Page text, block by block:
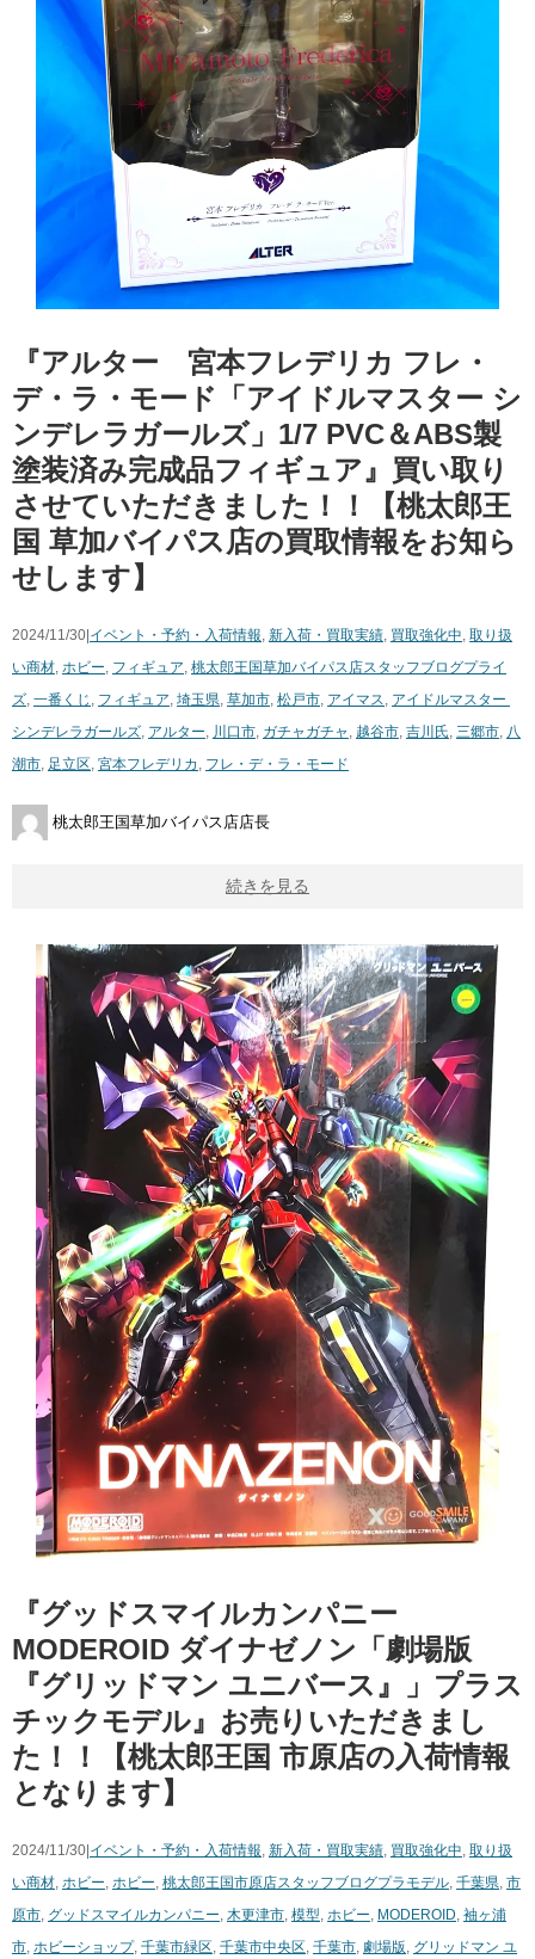
『アルター 宮本フレデリカ ​フレ・
デ・ラ・モード「アイドルマスター ​シ
ンデレラガールズ」1/7 ​PVC＆ABS製
塗装済み完成品フィギュア』買い取り
させていただきました！！【桃太郎王
国 草加バイパス店の買取情報をお知ら
せします】
2024/11/30| イベント・予約・入荷情報, 新入荷・買取実績, 買取強化中, 取り扱
い商材, ホビー, フィギュア, 桃太郎王国草加バイパス店スタッフブログプライ
ズ, 一番くじ , フィギュア, 埼玉県, 草加市, 松戸市, アイマス, アイドルマスター ​
シンデレラガールズ, アルター, 川口市, ガチャガチャ , 越谷市, 吉川氏, 三郷市, 八
潮市, 足立区, 宮本フレデリカ , フレ・デ・ラ・モード
桃太郎王国草加バイパス店店長
続きを見る
『グッドスマイルカンパニー
MODEROID ダイナゼノン「劇場版
『グリッドマン ユニバース』」プラス
チックモデル』お売りいただきまし
た！！【桃太郎王国 市原店の入荷情報
となります】
2024/11/30| イベント・予約・入荷情報, 新入荷・買取実績, 買取強化中, 取り扱
い商材, ホビー, ホビー, 桃太郎王国市原店スタッフブログプラモデル, 千葉県, 市
原市, グッドスマイルカンパニー, 木更津市, 模型, ホビー, MODEROID, 袖ヶ浦
市, ホビーショップ, 千葉市緑区, 千葉市中央区, 千葉市, 劇場版, グリッドマン ユ